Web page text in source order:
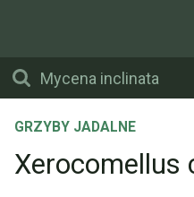
GRZYBY JADALNE
Xerocomellus